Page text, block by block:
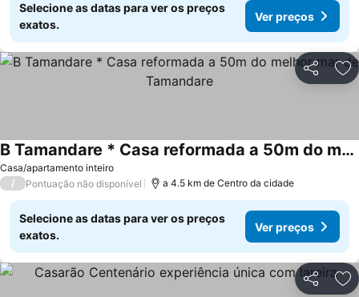
Selecione as datas para ver os preços
exatos.
Ver preços
Partilhar
Casa/apartamento inteiro
B Tamandare * Casa reformada a 50m do melhor mar de Tamandare
/ Pontuação não disponível a 4.5 km de Centro da cidade
Selecione as datas para ver os preços
exatos.
Ver preços
Partilhar